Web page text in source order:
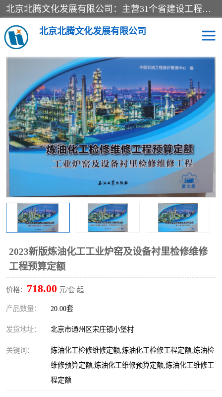
北京北腾文化发展有限公司：主营31个省建设工程预算书,工程预算软件,工程计价依据,工程造价定额,工程量清单计价定额,建设工程量消耗量定额,各行业工程预算定额,铁路定额,电力定额,矿山定额,*,黄金定额,钢铁企业检修定额,中石化安装检修定额,煤矿图书,医院书籍等.诚信的经营，在发展的同时公司不忘不断总结不断优化为客户的服务，和一如既往的热情赢得了新老客户的极高评价及青睐。
北京北腾文化发展有限公司
当前位置：首页>供应商机>炼油化工计价依据定额> 2023新版炼
油化工工业炉窑及设备衬里检修维修工程预算定额
2023新版炼油化工工业炉窑及设备衬里检修维修
工程预算定额
价格： 718.00 元/套 起
产品数量： 20.00套
发货地址： 北京市通州区宋庄镇小堡村
关键词：
炼油化工检修维修定额,炼油化工检修工程定额,炼油检
维修预算定额,炼油化工维修预算定额,炼油化工维修工
程定额
医院图书 预算定额
电力图书 煤矿图书
标准图书 铁路建设工程预算定额
电力行业工程预算定额 石油化工安装预算定额
石油化工概算定额数据
石油建设安装工程预算定 长输管道工程检修维修预
算定额
山东省工程预算定额 法律图书
电网技改,拆除,检修定额 炼油化工计价依据定额
信息通信建设工程预算定
额
火力发电机组检修定额
湖北建设工程消耗量定额
煤炭建设工程预算定额 钢铁检修工程预算定额
黄金矿山工程预算定额 冶金工业矿山建设工程预
冶金工业建设工程预算定